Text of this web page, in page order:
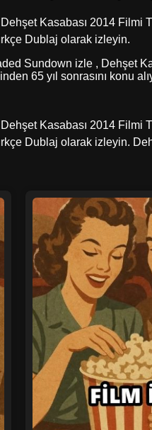
Kasabası 2014
Dublaj olarak izleyin.
Sundown izle , Dehşet
65 yıl sonrasını konu
Kasabası 2014
Dublaj olarak izleyin.